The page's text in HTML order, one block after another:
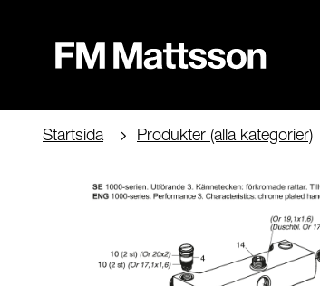
Startsida Produkter (alla kategorier)